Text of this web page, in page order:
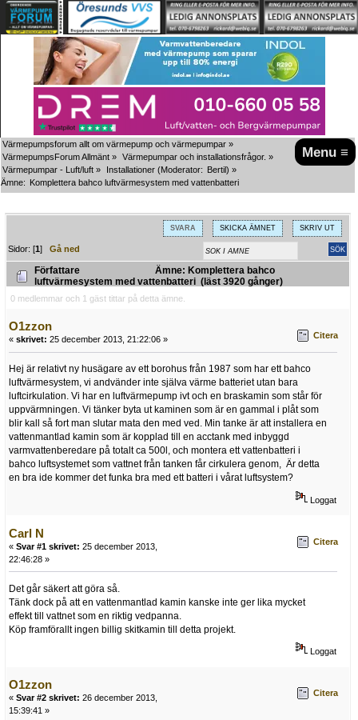
Menu ≡
Värmepumpsforum allt om värmepump och värmepumpar »
VärmepumpsForum Allmänt » Värmepumpar och installationsfrågor. »
Värmepumpar - Luft/luft » Installationer (Moderator: Bertil) »
Ämne: Komplettera bahco luftvärmesystem med vattenbatteri
SVARA SKICKA ÄMNET SKRIV UT
Sidor: [1]Gå ned
Författare
Ämne: Komplettera bahco
luftvärmesystem med vattenbatteri (läst 3920 gånger)
0 medlemmar och 1 gäst tittar på detta ämne.
O1zzon
« skrivet: 25 december 2013, 21:22:06 » Citera
Hej är relativt ny husägare av ett borohus från 1987 som har ett bahco
luftvärmesystem, vi andvänder inte själva värme batteriet utan bara
luftcirkulation. Vi har en luftvärmepump ivt och en braskamin som står för
uppvärmningen. Vi tänker byta ut kaminen som är en gammal i plåt som
blir kall så fort man slutar mata den med ved. Min tanke är att installera en
vattenmantlad kamin som är kopplad till en acctank med inbyggd
varmvattenberedare på totalt ca 500l, och montera ett vattenbatteri i
bahco luftsystemet som vattnet från tanken får cirkulera genom, Är detta
en bra ide kommer det funka bra med ett batteri i vårat luftsystem?
Loggat
Carl N
« Svar #1 skrivet: 25 december 2013,
22:46:28 »
Citera
Det går säkert att göra så.
Tänk dock på att en vattenmantlad kamin kanske inte ger lika mycket
effekt till vattnet som en riktig vedpanna.
Köp framförallt ingen billig skitkamin till detta projekt.
Loggat
O1zzon
« Svar #2 skrivet: 26 december 2013,
15:39:41 »
Citera